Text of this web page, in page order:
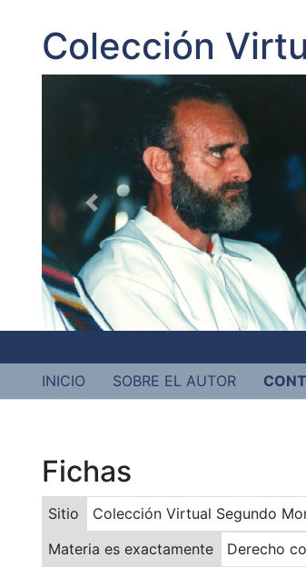
Colección
INICIO SOBRE EL AUTOR
Fichas
Sitio
Colección Virtual Segundo
Materia es exactamente
Derecho